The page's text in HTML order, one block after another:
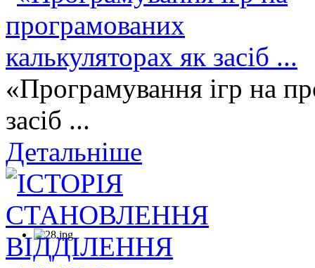
«Програмування ігр на
засіб ...
Детальніше